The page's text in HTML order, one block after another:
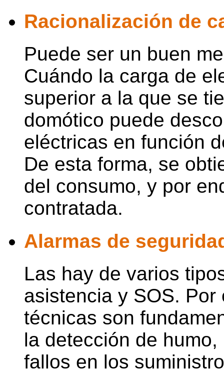
Racionalización de
Puede ser un buen
Cuándo la carga de
superior a la que se
domótico puede
eléctricas en función
De esta forma, se
del consumo, y por
contratada.
Alarmas de
Las hay de varios
asistencia y SOS.
técnicas son
la detección de
fallos en los